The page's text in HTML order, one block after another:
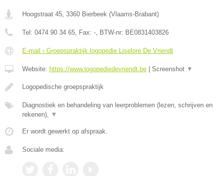
Hoogstraat 45, 3360 Bierbeek (Vlaams-Brabant)
Tel: 0474 90 34 65, Fax: -, BTW-nr: BE0831403826
E-mail › Groepspraktijk logopedie Liselore De Vriendt
Website: https://www.logopediedevriendt.be Screenshot ▼
Logopedische groepspraktijk
Diagnostiek en behandeling van leerproblemen (lezen, schrijven en
rekenen), ▼
Er wordt gewerkt op afspraak.
Sociale media: